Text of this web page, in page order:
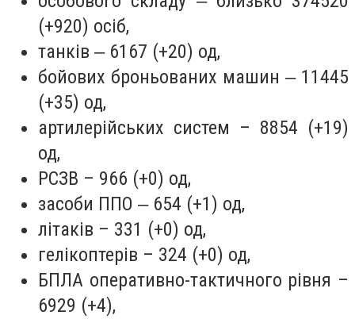
(+920) осіб,
танків ‒ 6167 (+20) од,
бойових броньованих машин ‒ 11445
(+35) од,
артилерійських систем – 8854 (+19)
од,
РСЗВ – 966 (+0) од,
засоби ППО ‒ 654 (+1) од,
літаків – 331 (+0) од,
гелікоптерів – 324 (+0) од,
БПЛА оперативно-тактичного рівня –
6929 (+4),